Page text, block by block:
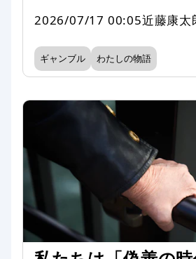
2026/07/17 00:05近藤康太
ギャンブル わたしの物語